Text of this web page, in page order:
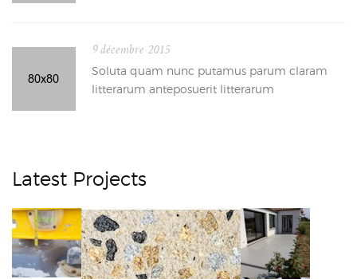
9 décembre 2015
Soluta quam nunc putamus parum claram
litterarum anteposuerit litterarum
Latest Projects